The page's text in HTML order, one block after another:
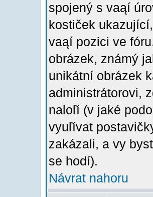
spojený s vaąí
kostiček
vaąí pozici ve
obrázek, známý
unikátní obrázek
administrátorovi,
naloľí (v jaké
vyuľívat
zakázali, a vy
se hodí).
Návrat nahoru